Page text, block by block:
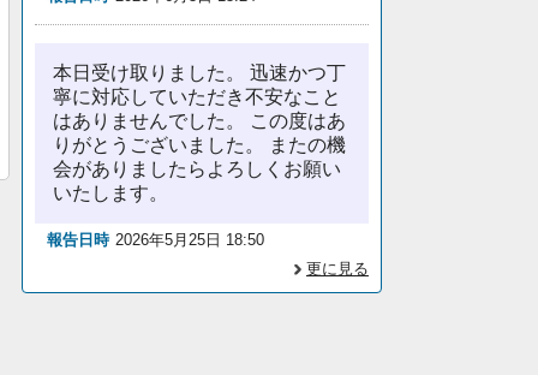
本日受け取りました。 迅速かつ丁
寧に対応していただき不安なこと
はありませんでした。 この度はあ
りがとうございました。 またの機
会がありましたらよろしくお願い
いたします。
報告日時 2026年5月25日 18:50
更に見る